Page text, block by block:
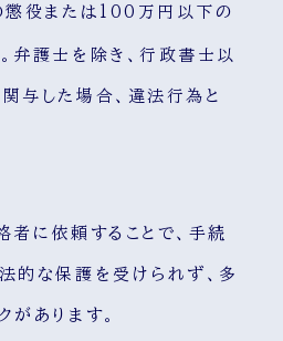
懲役または100万円以下の
。弁護士を除き、行政書士以
与した場合、違法行為と
者に依頼することで、手続
的な保護を受けられず、多
があります。